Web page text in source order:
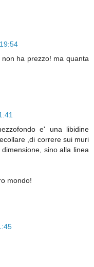
ha prezzo! ma quanta
e' una libidine
,di correre sui muri
sino alla linea
mondo!